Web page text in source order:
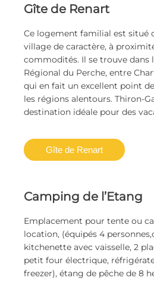
Gîte de Renart
Ce logement familial est situé
village de caractère, à
commodités. Il se trouve dans
Régional du Perche, entre
qui en fait un excellent point
les régions alentours. Thiron-
destination idéale pour des
Gîte de Renart
Camping de l’Etang
Emplacement pour tente ou
location, (équipés 4
kitchenette avec vaisselle, 2
petit four électrique,
freezer), étang de pêche de 8